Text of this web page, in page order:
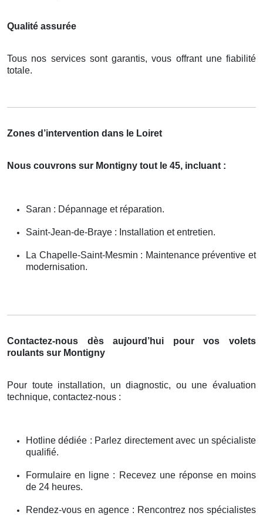
Qualité assurée
Tous nos services sont garantis, vous offrant une fiabilité
totale.
Zones d’intervention dans le Loiret
Nous couvrons sur Montigny tout le 45, incluant :
Saran : Dépannage et réparation.
Saint-Jean-de-Braye : Installation et entretien.
La Chapelle-Saint-Mesmin : Maintenance préventive et
modernisation.
Contactez-nous dès aujourd’hui pour vos volets
roulants sur Montigny
Pour toute installation, un diagnostic, ou une évaluation
technique, contactez-nous :
Hotline dédiée : Parlez directement avec un spécialiste
qualifié.
Formulaire en ligne : Recevez une réponse en moins
de 24 heures.
Rendez-vous en agence : Rencontrez nos spécialistes